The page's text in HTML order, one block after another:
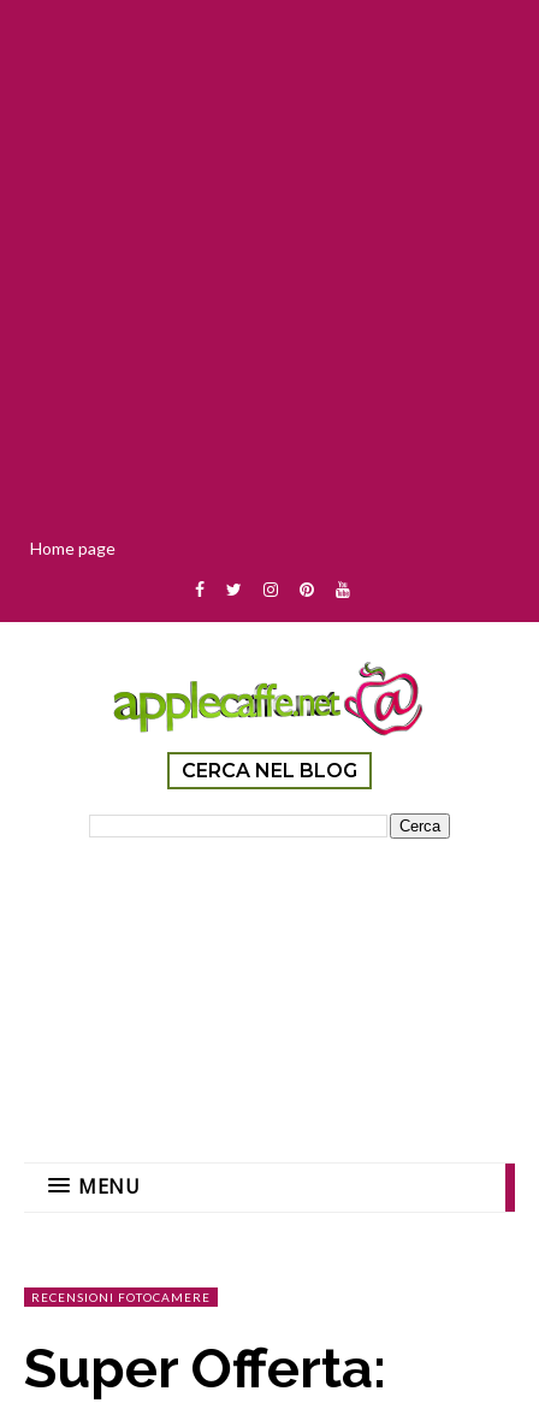
Home page
CERCA NEL BLOG
MENU
RECENSIONI FOTOCAMERE
Super Offerta: